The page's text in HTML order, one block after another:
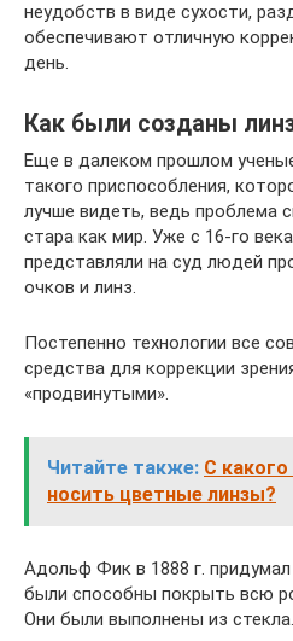
неудобств в виде сухости,
обеспечивают отличную
день.
Как были созданы
Еще в далеком прошлом
такого приспособления,
лучше видеть, ведь проблема
стара как мир. Уже с 16-го
представляли на суд людей
очков и линз.
Постепенно технологии все
средства для коррекции
«продвинутыми».
Читайте также: С
носить цветные линзы?
Адольф Фик в 1888 г.
были способны покрыть всю
Они были выполнены из стекла.